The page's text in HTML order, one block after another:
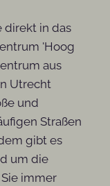
direkt in das
'Hoog
aus
Utrecht
und
Straßen
gibt es
um die
immer